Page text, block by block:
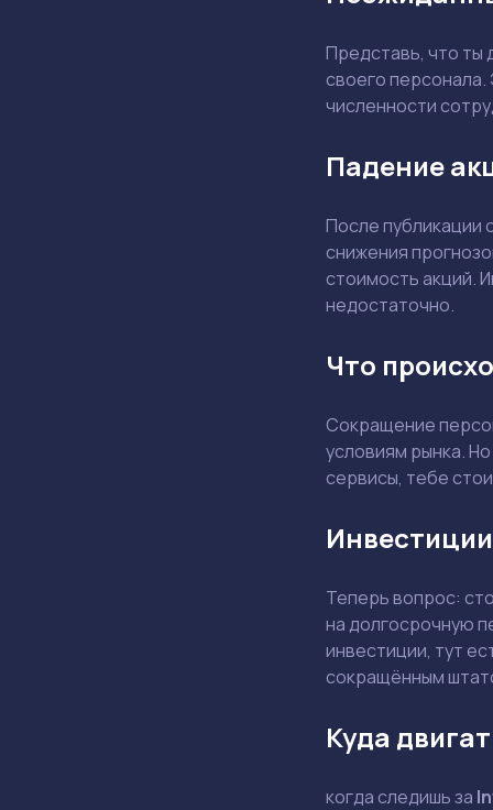
Представь, что ты
своего
численности
Падение
После публикации
снижения
стоимость акций.
недостаточно.
Что
Сокращение
условиям рынка.
сервисы, тебе
Теперь вопрос:
на долгосрочную
инвестиции, тут
сокращённым
Куда
когда следишь за